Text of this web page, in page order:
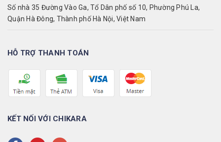
Số nhà 35 Đường Vào Ga, Tổ Dân phố số 10, Phường Phú La,
Quận Hà Đông, Thành phố Hà Nội, Việt Nam
HỖ TRỢ THANH TOÁN
KẾT NỐI VỚI CHIKARA